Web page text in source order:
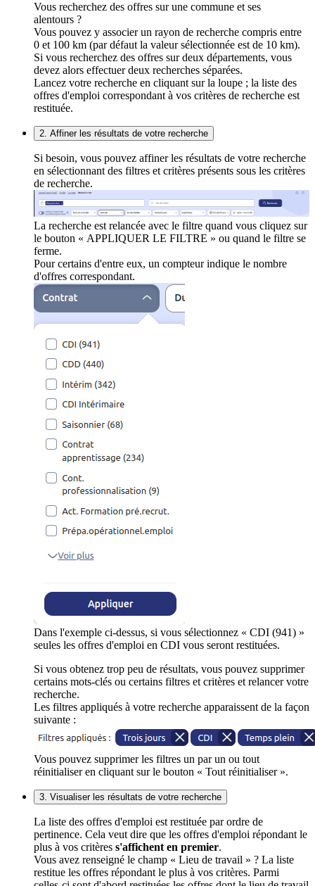
Vous recherchez des offres sur une commune et ses
alentours ?
Vous pouvez y associer un rayon de recherche compris entre
0 et 100 km (par défaut la valeur sélectionnée est de 10 km).
Si vous recherchez des offres sur deux départements, vous
devez alors effectuer deux recherches séparées.
Lancez votre recherche en cliquant sur la loupe ; la liste des
offres d'emploi correspondant à vos critères de recherche est
restituée.
2. Affiner les résultats de votre recherche
Si besoin, vous pouvez affiner les résultats de votre recherche
en sélectionnant des filtres et critères présents sous les critères
de recherche.
La recherche est relancée avec le filtre quand vous cliquez sur
le bouton « APPLIQUER LE FILTRE » ou quand le filtre se
ferme.
Pour certains d'entre eux, un compteur indique le nombre
d'offres correspondant.
Dans l'exemple ci-dessus, si vous sélectionnez « CDI (941) »
seules les offres d'emploi en CDI vous seront restituées.
Si vous obtenez trop peu de résultats, vous pouvez supprimer
certains mots-clés ou certains filtres et critères et relancer votre
recherche.
Les filtres appliqués à votre recherche apparaissent de la façon
suivante :
Vous pouvez supprimer les filtres un par un ou tout
réinitialiser en cliquant sur le bouton « Tout réinitialiser ».
3. Visualiser les résultats de votre recherche
La liste des offres d'emploi est restituée par ordre de
pertinence. Cela veut dire que les offres d'emploi répondant le
plus à vos critères s'affichent en premier.
Vous avez renseigné le champ « Lieu de travail » ? La liste
restitue les offres répondant le plus à vos critères. Parmi